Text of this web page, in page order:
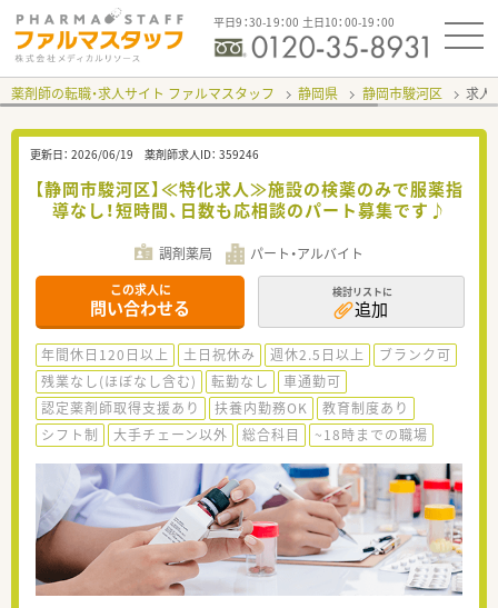
平日9：30-19：00 土日10：00-19：00
薬剤師の転職・求人サイト ファルマスタッフ 静岡県 静岡市駿河区 求人
更新日： 2026/06/19 薬剤師求人ID： 359246
【静岡市駿河区】≪特化求人≫施設の検薬のみで服薬指
導なし！短時間、日数も応相談のパート募集です♪
調剤薬局 パート・アルバイト
この求人に
問い合わせる
検討リストに
追加
年間休日120日以上 土日祝休み 週休2.5日以上
ブランク可
残業なし(ほぼなし含む)
転勤なし
車通勤可
認定薬剤師取得支援あり
扶養内勤務OK
教育制度あり
シフト制
大手チェーン以外 総合科目 ~18時までの職場